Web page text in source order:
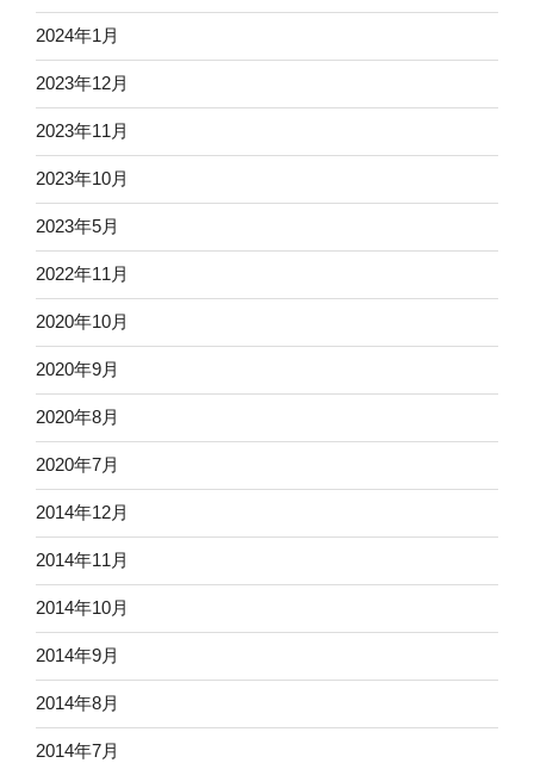
2024年1月
2023年12月
2023年11月
2023年10月
2023年5月
2022年11月
2020年10月
2020年9月
2020年8月
2020年7月
2014年12月
2014年11月
2014年10月
2014年9月
2014年8月
2014年7月